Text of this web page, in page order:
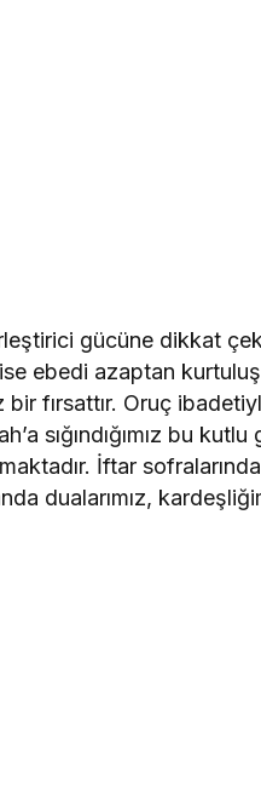
gücüne dikkat
ebedi azaptan
fırsattır. Oruç
sığındığımız bu kutlu
İftar sofralarında
dualarımız,